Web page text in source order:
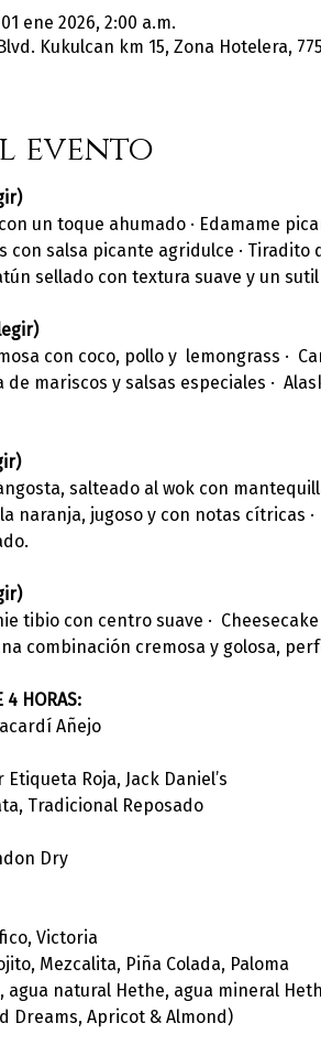
ene 2026, 2:00 a.m.
Kukulcan km 15, Zona Hotelera,
evento
un toque ahumado · Edamame
con salsa picante agridulce ·
sellado con textura suave y un
con coco, pollo y  lemongrass ·
de mariscos y salsas especiales ·
salteado al wok con
la naranja, jugoso y con notas cítricas
tibio con centro suave ·
combinación cremosa y golosa,
4 HORAS:
Añejo
Roja, Jack Daniel’s
Tradicional Reposado
Dry
Victoria
Mezcalita, Piña Colada, Paloma
agua natural Hethe, agua mineral
Dreams, Apricot & Almond)